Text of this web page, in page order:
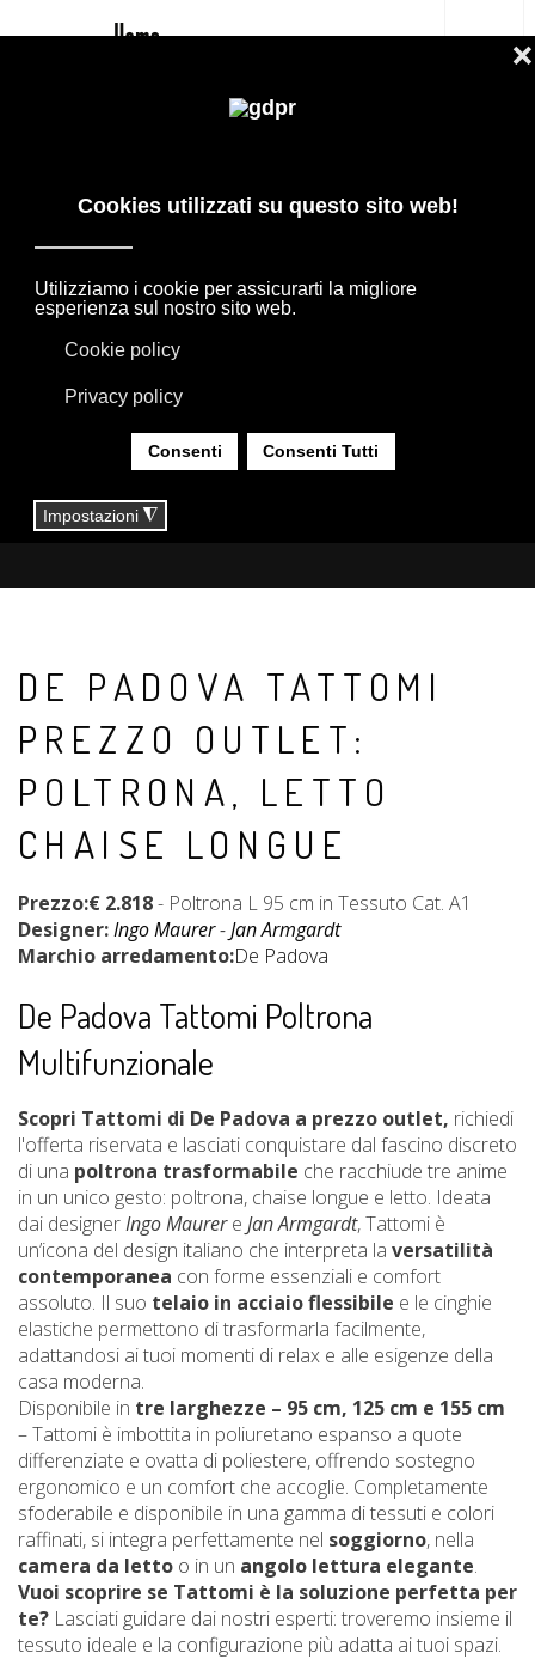
OUTLET: POLTRONA, LETTO CHAISE
LONGUE
PRODOTTI DI DESIGN IN OFFERTA: AGAPE,
BOFFI, B&B ITALIA, DE PADOVA, MAXALTO,
FLEXFORM, MOOOI. BIANCHERIA, TAPPETI E
LIMONTA. ILLUMINAZIONE DAVIDE GROPPI
DE PADOVA TATTOMI PREZZO OUTLET: POLTRONA,
DE PADOVA TATTOMI
PREZZO OUTLET:
POLTRONA, LETTO
CHAISE LONGUE
Prezzo:€ 2.818- Poltrona L 95 cm in Tessuto Cat. A1
Designer:Ingo Maurer-Jan Armgardt
Marchio arredamento:De Padova
De Padova Tattomi Poltrona
Multifunzionale
Scopri Tattomi di De Padova a prezzo outlet, richiedi
l'offerta riservata e lasciati conquistare dal fascino discreto
di una poltrona trasformabile che racchiude tre anime
in un unico gesto: poltrona, chaise longue e letto. Ideata
dai designerIngo Maurere Jan Armgardt, Tattomi è
un’icona del design italiano che interpreta la versatilità
contemporanea con forme essenziali e comfort
assoluto. Il suo telaio in acciaio flessibile e le cinghie
elastiche permettono di trasformarla facilmente,
adattandosi ai tuoi momenti di relax e alle esigenze della
casa moderna.
Disponibile in tre larghezze – 95 cm, 125 cm e 155 cm
– Tattomi è imbottita in poliuretano espanso a quote
differenziate e ovatta di poliestere, offrendo sostegno
ergonomico e un comfort che accoglie. Completamente
sfoderabile e disponibile in una gamma di tessuti e colori
raffinati, si integra perfettamente nel soggiorno, nella
camera da letto o in un angolo lettura elegante.
Vuoi scoprire se Tattomi è la soluzione perfetta per
te? Lasciati guidare dai nostri esperti: troveremo insieme il
tessuto ideale e la configurazione più adatta ai tuoi spazi.